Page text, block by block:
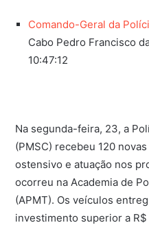
Comando-Geral da
Cabo Pedro Francisco
10:47:12
Na segunda-feira, 23, a
(PMSC) recebeu 120
ostensivo e atuação nos
ocorreu na Academia de
(APMT). Os veículos
investimento superior a